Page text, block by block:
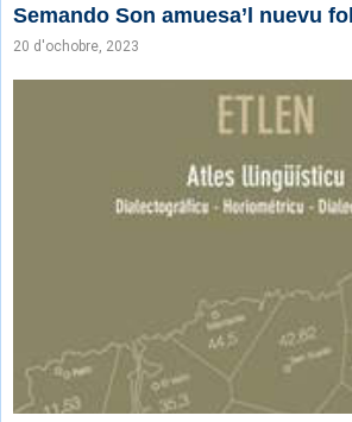
Semando Son amuesa’l nuevu
20 d'ochobre, 2023